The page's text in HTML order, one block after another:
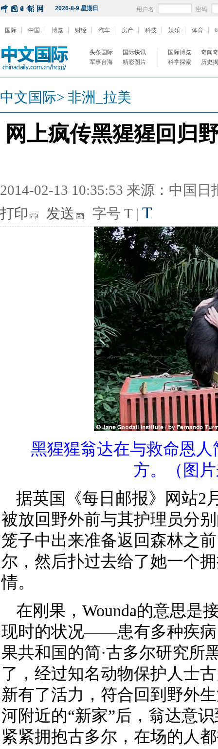
2026-8-9 星期日 用户名 密码
国际 中国 博览 财经 汽车 房产 科技 娱乐 体育
头条国际
国际快讯
军事台海
精彩图片
国际博览
奇闻
科学探索
历史
中文国际> 非洲_拉美
网上疯传黑猩猩回归
2014-02-13 10:35:53 来源：中国日
打印
发送 字号 T | T
黑猩猩翁达在与救命恩
方。（ 图
据英国《每日邮报》网站2
被放回野外前与其护理员分
笼子中出来准备返回森林之
尔，然后扑过去给了她一个
情。
在刚果，Wounda的意思是
现时的状况——患有多种疾病
果共和国的简·古多尔研究所
了，经过知名动物保护人士
新有了活力，符合回到野外
河附近的“新家”后，翁达意
紧紧拥抱古多尔，在场的人